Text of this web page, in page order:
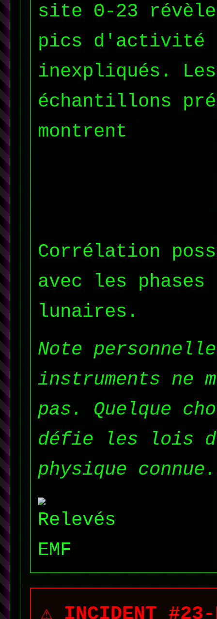
site Θ-23
pics d'activité
inexpliqués. Les
échantillons
montrent
Corrélation
avec les phases
lunaires.
Note
instruments ne
pas. Quelque
défie les lois
physique connue.
⚠️ INCIDENT